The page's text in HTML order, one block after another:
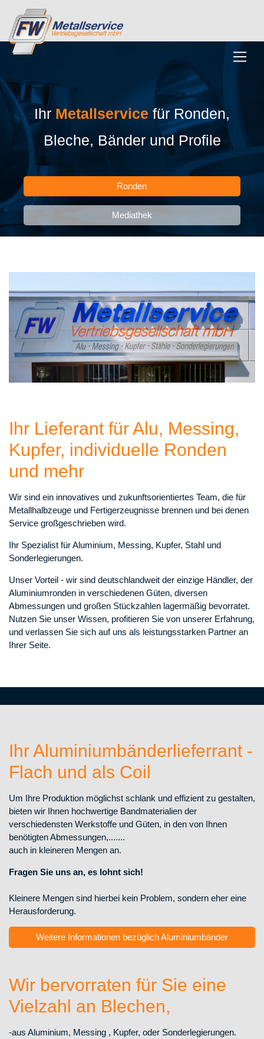
Ihr Metallservice für Ronden,
Bleche, Bänder und Profile
Ronden
Mediathek
Ihr Lieferant für Alu, Messing,
Kupfer, individuelle Ronden
und mehr
Wir sind ein innovatives und zukunftsorientiertes Team, die für
Metallhalbzeuge und Fertigerzeugnisse brennen und bei denen
Service großgeschrieben wird.
Ihr Spezialist für Aluminium, Messing, Kupfer, Stahl und
Sonderlegierungen.
Unser Vorteil - wir sind deutschlandweit der einzige Händler, der
Aluminiumronden in verschiedenen Güten, diversen
Abmessungen und großen Stückzahlen lagermäßig bevorratet.
Nutzen Sie unser Wissen, profitieren Sie von unserer Erfahrung,
und verlassen Sie sich auf uns als leistungsstarken Partner an
Ihrer Seite.
Ihr Aluminiumbänderlieferrant -
Flach und als Coil
Um Ihre Produktion möglichst schlank und effizient zu gestalten,
bieten wir Ihnen hochwertige Bandmaterialien der
verschiedensten Werkstoffe und Güten, in den von Ihnen
benötigten Abmessungen,.......
auch in kleineren Mengen an.
Fragen Sie uns an, es lohnt sich!
Kleinere Mengen sind hierbei kein Problem, sondern eher eine
Herausforderung.
Weitere Informationen bezüglich Aluminiumbänder
Wir bervorraten für Sie eine
Vielzahl an Blechen,
-aus Aluminium, Messing , Kupfer, oder Sonderlegierungen.